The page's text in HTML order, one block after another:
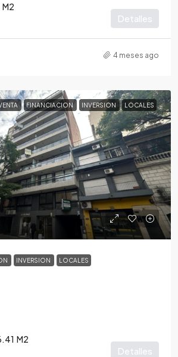
M2
Detalles
4 meses ago
FINANCIACION INVERSION LOCALES
INVERSION LOCALES
M2
Detalles